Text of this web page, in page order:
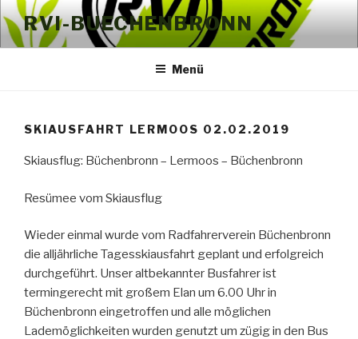
Zum
Inhalt
springen
RVI-BUECHENBRONN
Menü
SKIAUSFAHRT LERMOOS 02.02.2019
Skiausflug: Büchenbronn – Lermoos – Büchenbronn
Resümee vom Skiausflug
Wieder einmal wurde vom Radfahrerverein Büchenbronn
die alljährliche Tagesskiausfahrt geplant und erfolgreich
durchgeführt. Unser altbekannter Busfahrer ist
termingerecht mit großem Elan um 6.00 Uhr in
Büchenbronn eingetroffen und alle möglichen
Lademöglichkeiten wurden genutzt um zügig in den Bus